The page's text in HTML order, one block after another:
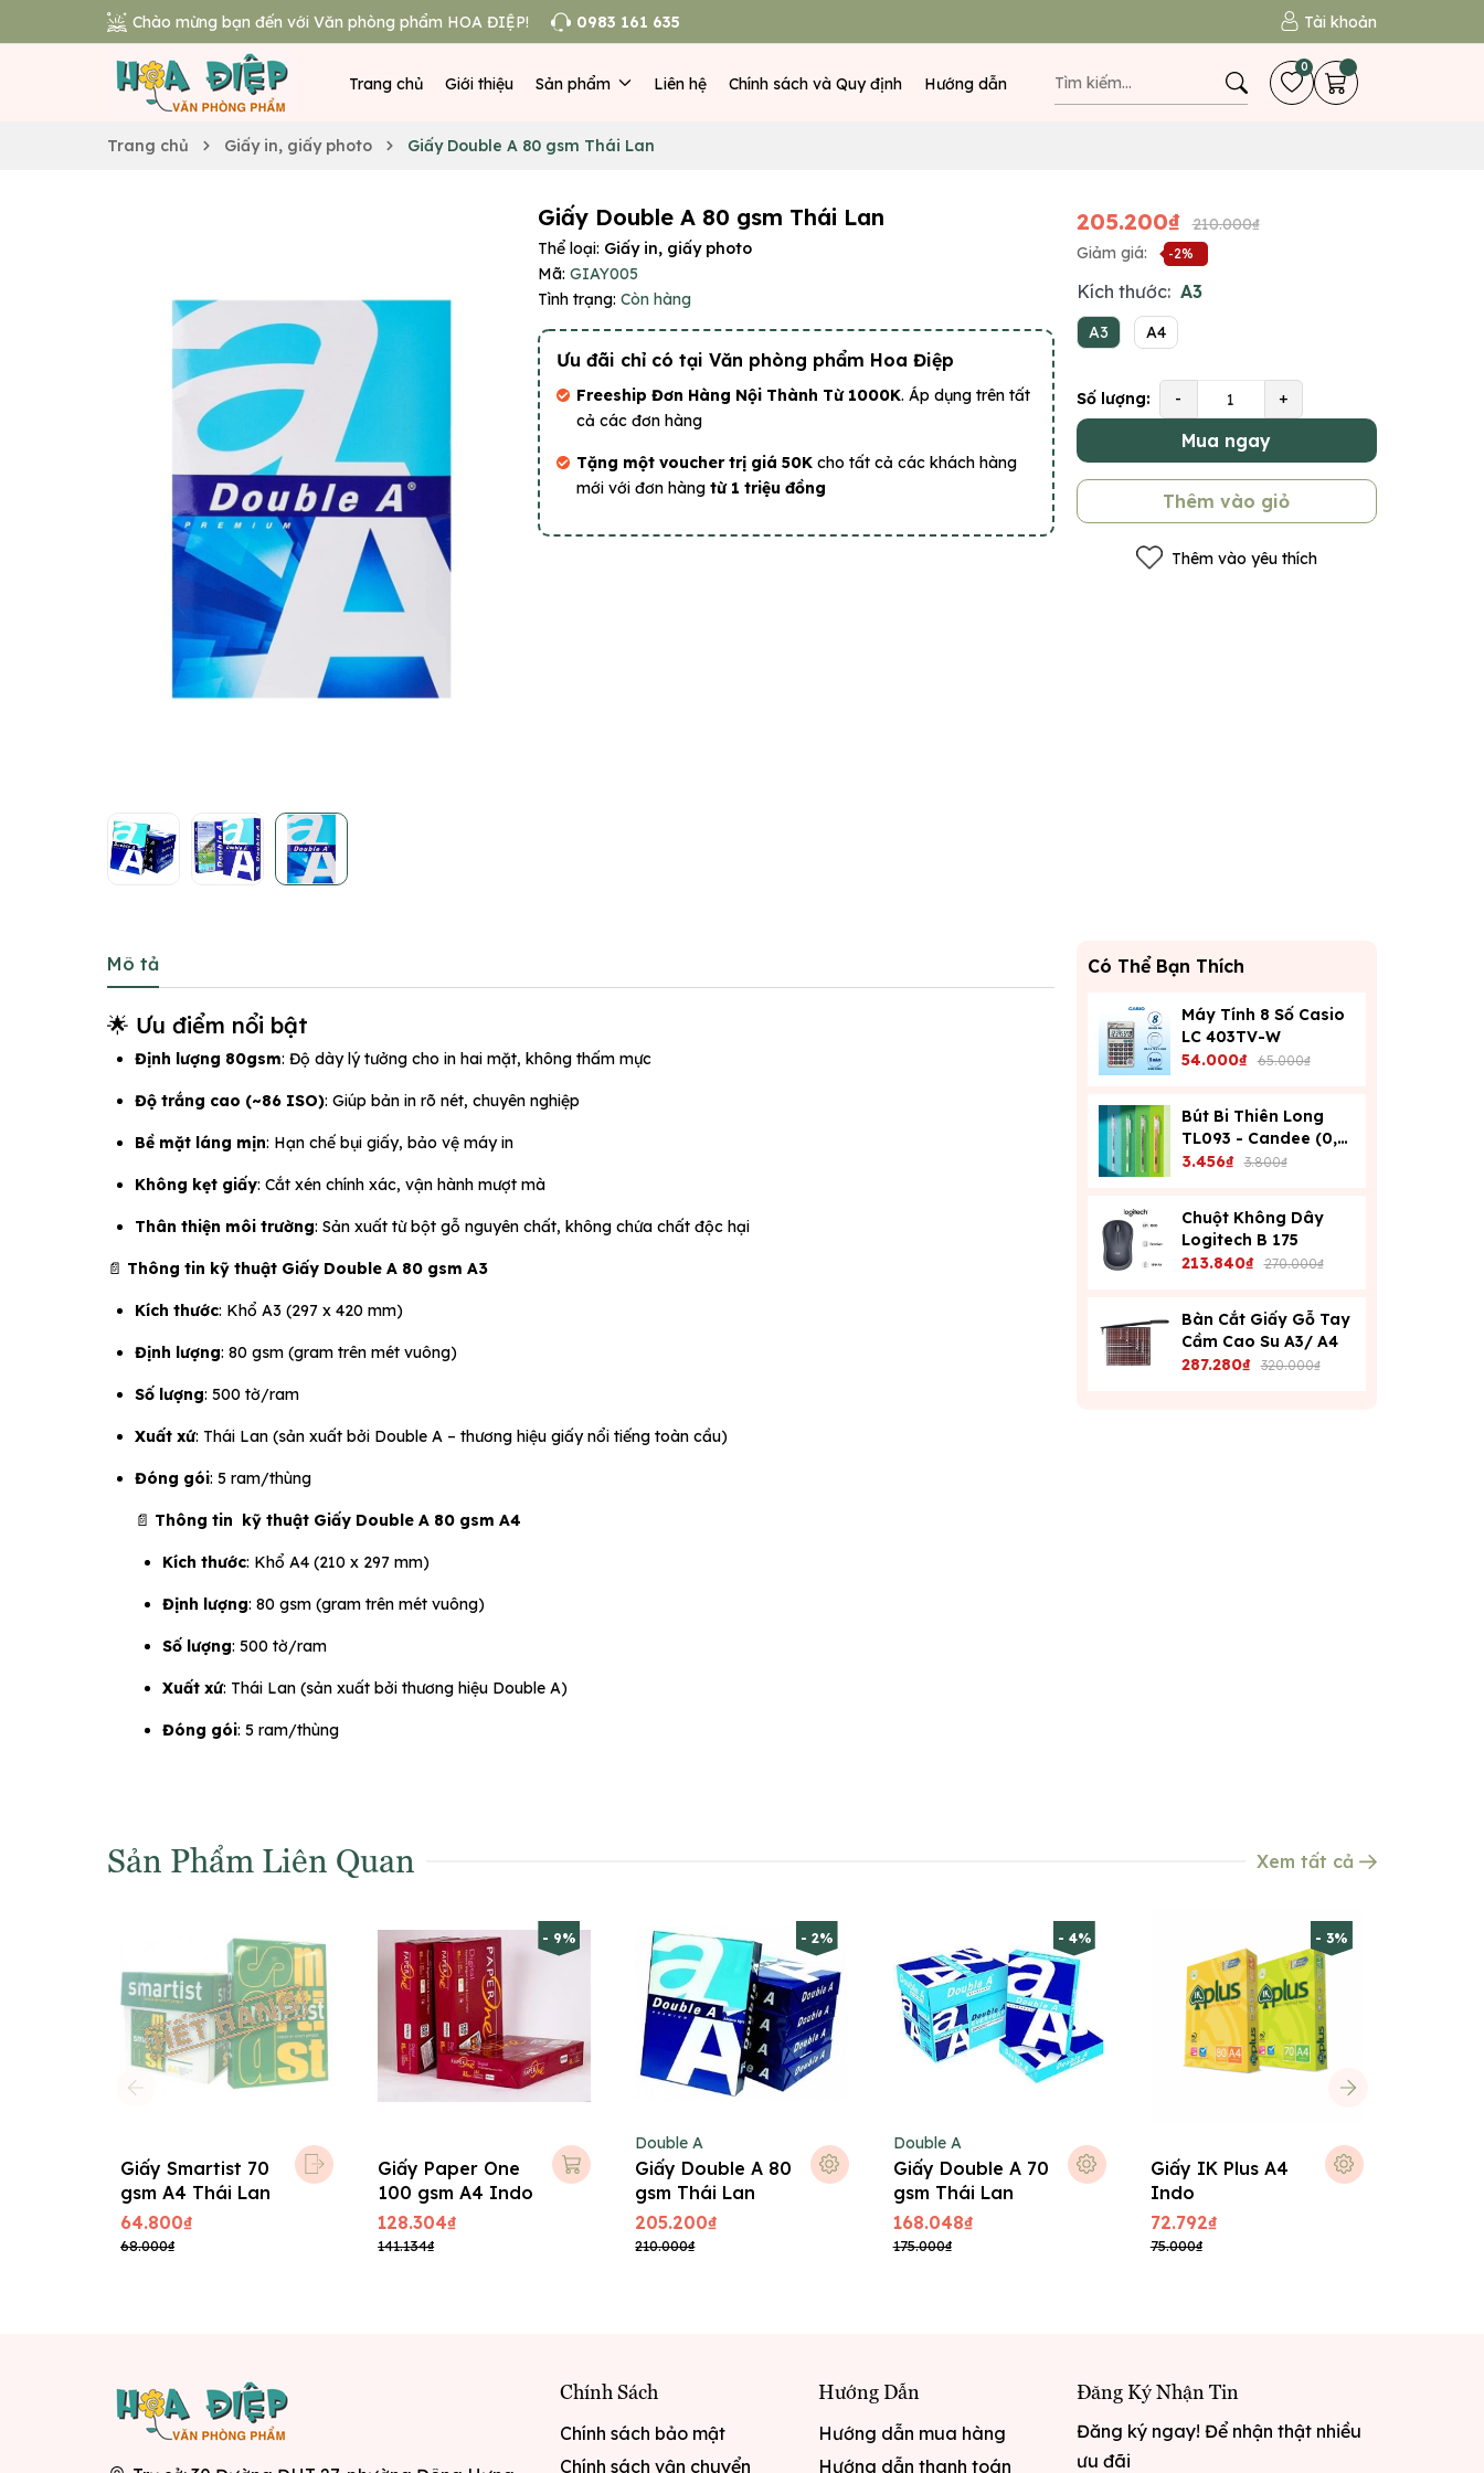
Chào mừng bạn đến với Văn phòng phẩm HOA ĐIỆP! 0983 161 635 Tài khoản
Trang chủ Giới thiệu Sản phẩm Liên hệ Chính sách và Quy định Hướng dẫn
0
Trang chủ Giấy in, giấy photo Giấy Double A 80 gsm Thái Lan
Giấy Double A 80 gsm Thái Lan
Thể loại: Giấy in, giấy photo
Mã: GIAY005
Tình trạng: Còn hàng
Ưu đãi chỉ có tại Văn phòng phẩm Hoa Điệp
Freeship Đơn Hàng Nội Thành Từ 1000K. Áp dụng trên tất
cả các đơn hàng
Tặng một voucher trị giá 50K cho tất cả các khách hàng
mới với đơn hàng từ 1 triệu đồng
205.200₫
210.000₫
Giảm giá:
-2%
Kích thước: A3
A3 A4
Số lượng: - +
Mua ngay
Thêm vào giỏ
Thêm vào yêu thích
Có Thể Bạn Thích
Máy Tính 8 Số Casio
LC 403TV-W
54.000₫ 65.000₫
Bút Bi Thiên Long
TL093 - Candee (0,6
Mm) - Xanh
3.456₫ 3.800₫
Chuột Không Dây
Logitech B 175
213.840₫ 270.000₫
Bàn Cắt Giấy Gỗ Tay
Cầm Cao Su A3/ A4
287.280₫ 320.000₫
Mô tả
🌟 Ưu điểm nổi bật
Định lượng 80gsm: Độ dày lý tưởng cho in hai mặt, không thấm mực
Độ trắng cao (~86 ISO): Giúp bản in rõ nét, chuyên nghiệp
Bề mặt láng mịn: Hạn chế bụi giấy, bảo vệ máy in
Không kẹt giấy: Cắt xén chính xác, vận hành mượt mà
Thân thiện môi trường: Sản xuất từ bột gỗ nguyên chất, không chứa chất độc hại
📄 Thông tin kỹ thuật Giấy Double A 80 gsm A3
Kích thước: Khổ A3 (297 x 420 mm)
Định lượng: 80 gsm (gram trên mét vuông)
Số lượng: 500 tờ/ram
Xuất xứ: Thái Lan (sản xuất bởi Double A – thương hiệu giấy nổi tiếng toàn cầu)
Đóng gói: 5 ram/thùng
📄 Thông tin kỹ thuật Giấy Double A 80 gsm A4
Kích thước: Khổ A4 (210 x 297 mm)
Định lượng: 80 gsm (gram trên mét vuông)
Số lượng: 500 tờ/ram
Xuất xứ: Thái Lan (sản xuất bởi thương hiệu Double A)
Đóng gói: 5 ram/thùng
Sản Phẩm Liên Quan Xem tất cả
Giấy Smartist 70
gsm A4 Thái Lan
64.800₫
68.000₫
- 9%
Giấy Paper One
100 gsm A4 Indo
128.304₫
141.134₫
- 2%
Double A
Giấy Double A 80
gsm Thái Lan
205.200₫
210.000₫
- 4%
Double A
Giấy Double A 70
gsm Thái Lan
168.048₫
175.000₫
- 3%
Giấy IK Plus A4
Indo
72.792₫
75.000₫
Chính Sách
Chính sách bảo mật
Chính sách vận chuyển
Hướng Dẫn
Hướng dẫn mua hàng
Hướng dẫn thanh toán
Đăng Ký Nhận Tin
Đăng ký ngay! Để nhận thật nhiều
ưu đãi